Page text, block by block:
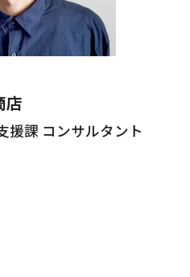
店
援課 コンサルタント